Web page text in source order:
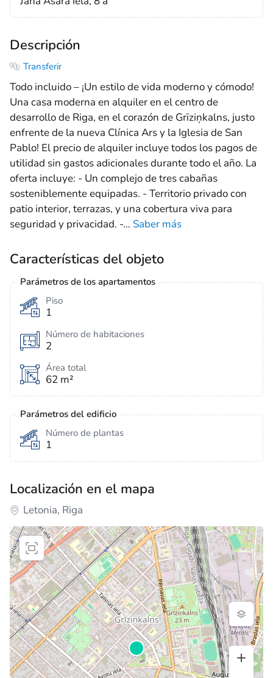
Descripción
Transferir
Todo incluido – ¡Un estilo de vida moderno y cómodo!
Una casa moderna en alquiler en el centro de
desarrollo de Riga, en el corazón de Grīziņkalns, justo
enfrente de la nueva Clínica Ars y la Iglesia de San
Pablo! El precio de alquiler incluye todos los pagos de
utilidad sin gastos adicionales durante todo el año. La
oferta incluye: - Un complejo de tres cabañas
sosteniblemente equipadas. - Territorio privado con
patio interior, terrazas, y una cobertura viva para
seguridad y privacidad. -… Saber más
Características del objeto
Parámetros de los apartamentos
Piso
1
Número de habitaciones
2
Área total
62 m²
Parámetros del edificio
Número de plantas
1
Localización en el mapa
Letonia, Riga